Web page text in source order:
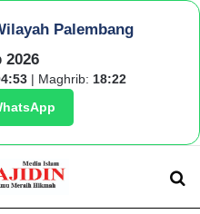
Palembang
2026
| Maghrib: 18:22